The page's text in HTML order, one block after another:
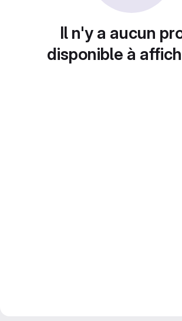
Il n'y a aucun
disponible à